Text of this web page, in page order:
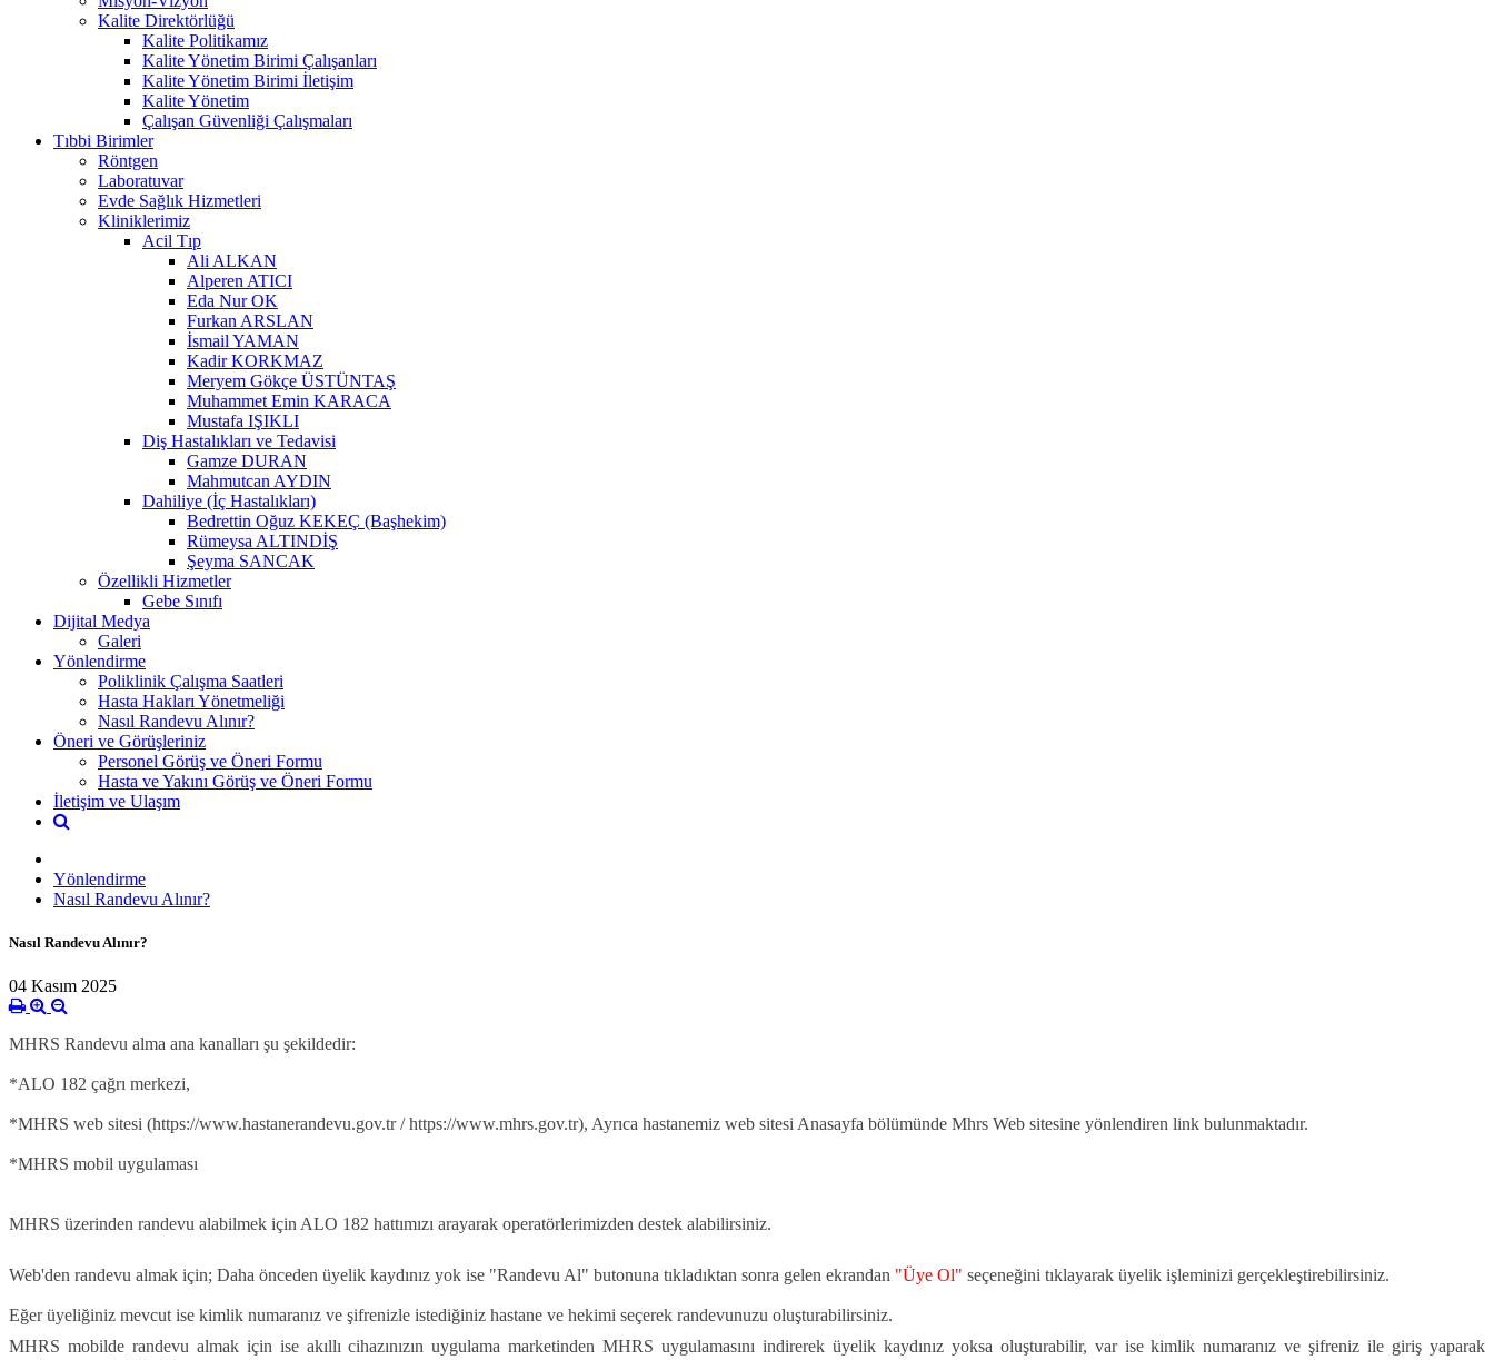
Kalite Direktörlüğü
Kalite Politikamız
Kalite Yönetim Birimi Çalışanları
Kalite Yönetim Birimi İletişim
Kalite Yönetim
Çalışan Güvenliği Çalışmaları
Tıbbi Birimler
Röntgen
Laboratuvar
Evde Sağlık Hizmetleri
Kliniklerimiz
Acil Tıp
Ali ALKAN
Alperen ATICI
Eda Nur OK
Furkan ARSLAN
İsmail YAMAN
Kadir KORKMAZ
Meryem Gökçe ÜSTÜNTAŞ
Muhammet Emin KARACA
Mustafa IŞIKLI
Diş Hastalıkları ve Tedavisi
Gamze DURAN
Mahmutcan AYDIN
Dahiliye (İç Hastalıkları)
Bedrettin Oğuz KEKEÇ (Başhekim)
Rümeysa ALTINDİŞ
Şeyma SANCAK
Özellikli Hizmetler
Gebe Sınıfı
Dijital Medya
Galeri
Yönlendirme
Poliklinik Çalışma Saatleri
Hasta Hakları Yönetmeliği
Nasıl Randevu Alınır?
Öneri ve Görüşleriniz
Personel Görüş ve Öneri Formu
Hasta ve Yakını Görüş ve Öneri Formu
İletişim ve Ulaşım
Yönlendirme
Nasıl Randevu Alınır?
Nasıl Randevu Alınır?
04 Kasım 2025
MHRS Randevu alma ana kanalları şu şekildedir:
*ALO 182 çağrı merkezi,
*MHRS web sitesi (https://www.hastanerandevu.gov.tr / https://www.mhrs.gov.tr), Ayrıca hastanemiz web sitesi Anasayfa bölümünde Mhrs Web sitesine yönlendiren link bulunmaktadır.
*MHRS mobil uygulaması
MHRS üzerinden randevu alabilmek için ALO 182 hattımızı arayarak operatörlerimizden destek alabilirsiniz.
Web'den randevu almak için; Daha önceden üyelik kaydınız yok ise "Randevu Al" butonuna tıkladıktan sonra gelen ekrandan "Üye Ol" seçeneğini tıklayarak üyelik işleminizi gerçekleştirebilirsiniz.
Eğer üyeliğiniz mevcut ise kimlik numaranız ve şifrenizle istediğiniz hastane ve hekimi seçerek randevunuzu oluşturabilirsiniz.
MHRS mobilde randevu almak için ise akıllı cihazınızın uygulama marketinden MHRS uygulamasını indirerek üyelik kaydınız yoksa oluşturabilir, var ise kimlik numaranız ve şifreniz ile giriş yaparak